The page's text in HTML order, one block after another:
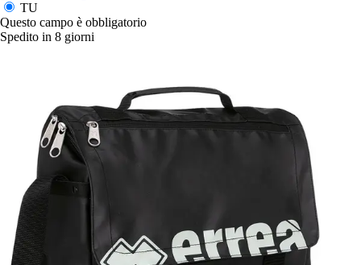
TU
Questo campo è obbligatorio
Spedito in 8 giorni